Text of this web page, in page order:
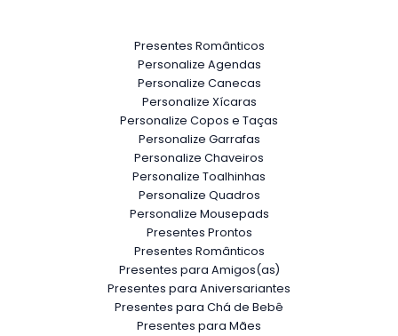
Presentes Românticos
Personalize Agendas
Personalize Canecas
Personalize Xícaras
Personalize Copos e Taças
Personalize Garrafas
Personalize Chaveiros
Personalize Toalhinhas
Personalize Quadros
Personalize Mousepads
Presentes Prontos
Presentes Românticos
Presentes para Amigos(as)
Presentes para Aniversariantes
Presentes para Chá de Bebê
Presentes para Mães